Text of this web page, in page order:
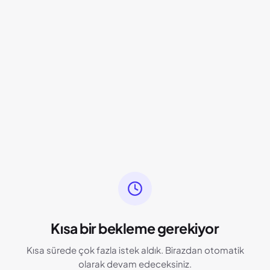
Kısa bir bekleme gerekiyor
Kısa sürede çok fazla istek aldık. Birazdan otomatik
olarak devam edeceksiniz.